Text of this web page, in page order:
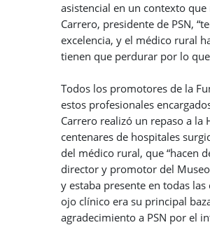
asistencial en un contexto
Carrero, presidente de PSN,
excelencia, y el médico rural
tienen que perdurar por lo
Todos los promotores de la
estos profesionales
Carrero realizó un repaso a la
centenares de hospitales
del médico rural, que “hacen
director y promotor del
y estaba presente en todas
ojo clínico era su principal
agradecimiento a PSN por el